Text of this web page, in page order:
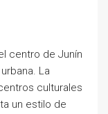
centro de Junín
La
culturales
un estilo de